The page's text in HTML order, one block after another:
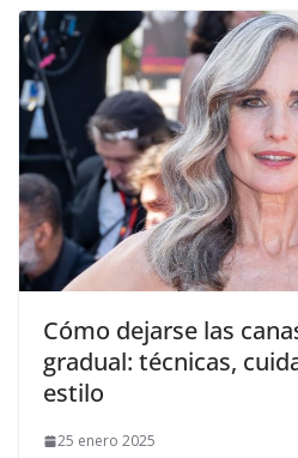
Cómo dejarse las
gradual: técnicas,
estilo
25 enero 2025